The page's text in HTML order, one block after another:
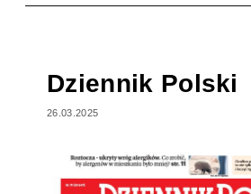
Dziennik Polski
26.03.2025